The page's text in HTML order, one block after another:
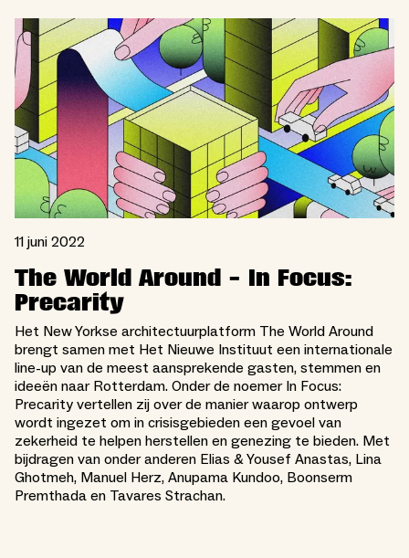
11 juni 2022
The World Around - In Focus:
Precarity
Het New Yorkse architectuurplatform The World Around
brengt samen met Het Nieuwe Instituut een internationale
line-up van de meest aansprekende gasten, stemmen en
ideeën naar Rotterdam. Onder de noemer In Focus:
Precarity vertellen zij over de manier waarop ontwerp
wordt ingezet om in crisisgebieden een gevoel van
zekerheid te helpen herstellen en genezing te bieden. Met
bijdragen van onder anderen Elias & Yousef Anastas, Lina
Ghotmeh, Manuel Herz, Anupama Kundoo, Boonserm
Premthada en Tavares Strachan.